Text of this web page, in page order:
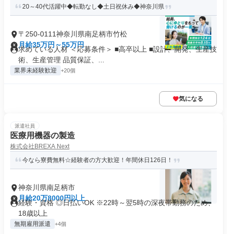
20～40代活躍中◆転勤なし◆土日祝休み◆神奈川県
〒250-0111神奈川県南足柄市竹松
月給35万円～55万円
求めている人材 ＜応募条件＞ ■高卒以上 ■設計、開発、生産技
術、生産管理 品質保証、...
業界未経験歓迎 +20個
気になる
派遣社員
医療用機器の製造
株式会社BREXA Next
今なら寮費無料☆経験者の方大歓迎！年間休日126日！
神奈川県南足柄市
月給20万8000円以上
経験・資格 ◎日払いOK ※22時～翌5時の深夜帯勤務のため、
18歳以上
無期雇用派遣 +4個